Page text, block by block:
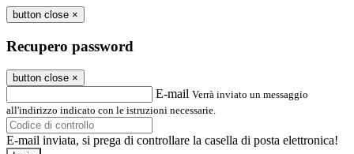
button close ×
Recupero password
button close ×
E-mail Verrà inviato un messaggio
all'indirizzo indicato con le istruzioni necessarie.
E-mail inviata, si prega di controllare la casella di posta elettronica!